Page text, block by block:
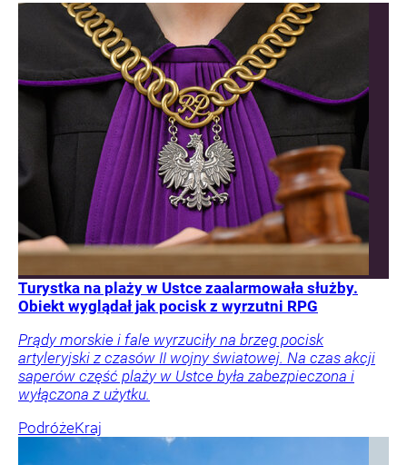
Turystka na plaży w Ustce zaalarmowała służby.
Obiekt wyglądał jak pocisk z wyrzutni RPG
Prądy morskie i fale wyrzuciły na brzeg pocisk
artyleryjski z czasów II wojny światowej. Na czas akcji
saperów część plaży w Ustce była zabezpieczona i
wyłączona z użytku.
PodróżeKraj